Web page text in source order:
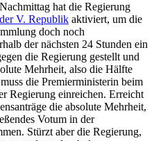
hat die Regierung
V. Republik aktiviert, um die
doch noch
der nächsten 24 Stunden ein
die Regierung gestellt und
Mehrheit, also die Hälfte
die Premierministerin beim
Regierung einreichen. Erreicht
die absolute Mehrheit,
Votum in der
Stürzt aber die Regierung,